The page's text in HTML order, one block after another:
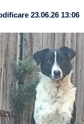
23.06.26 13:06